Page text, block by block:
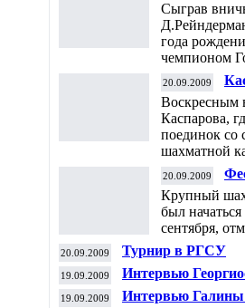
Сыграв
года
чемпионом
20.09.2009
Воскресным
Каспарова,
поединок со
шахматной
20.09.2009
Крупный
был
сентября,
20.09.2009 Турнир в РГСУ
19.09.2009 Интервью
19.09.2009 Интервью